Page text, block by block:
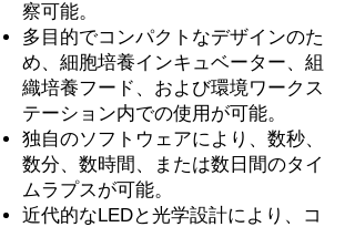
察可能。
多目的でコンパクトなデザインのた
め、細胞培養インキュベーター、組
織培養フード、および環境ワークス
テーション内での使用が可能。
独自のソフトウェアにより、数秒、
数分、数時間、または数日間のタイ
ムラプスが可能。
近代的なLEDと光学設計により、コ